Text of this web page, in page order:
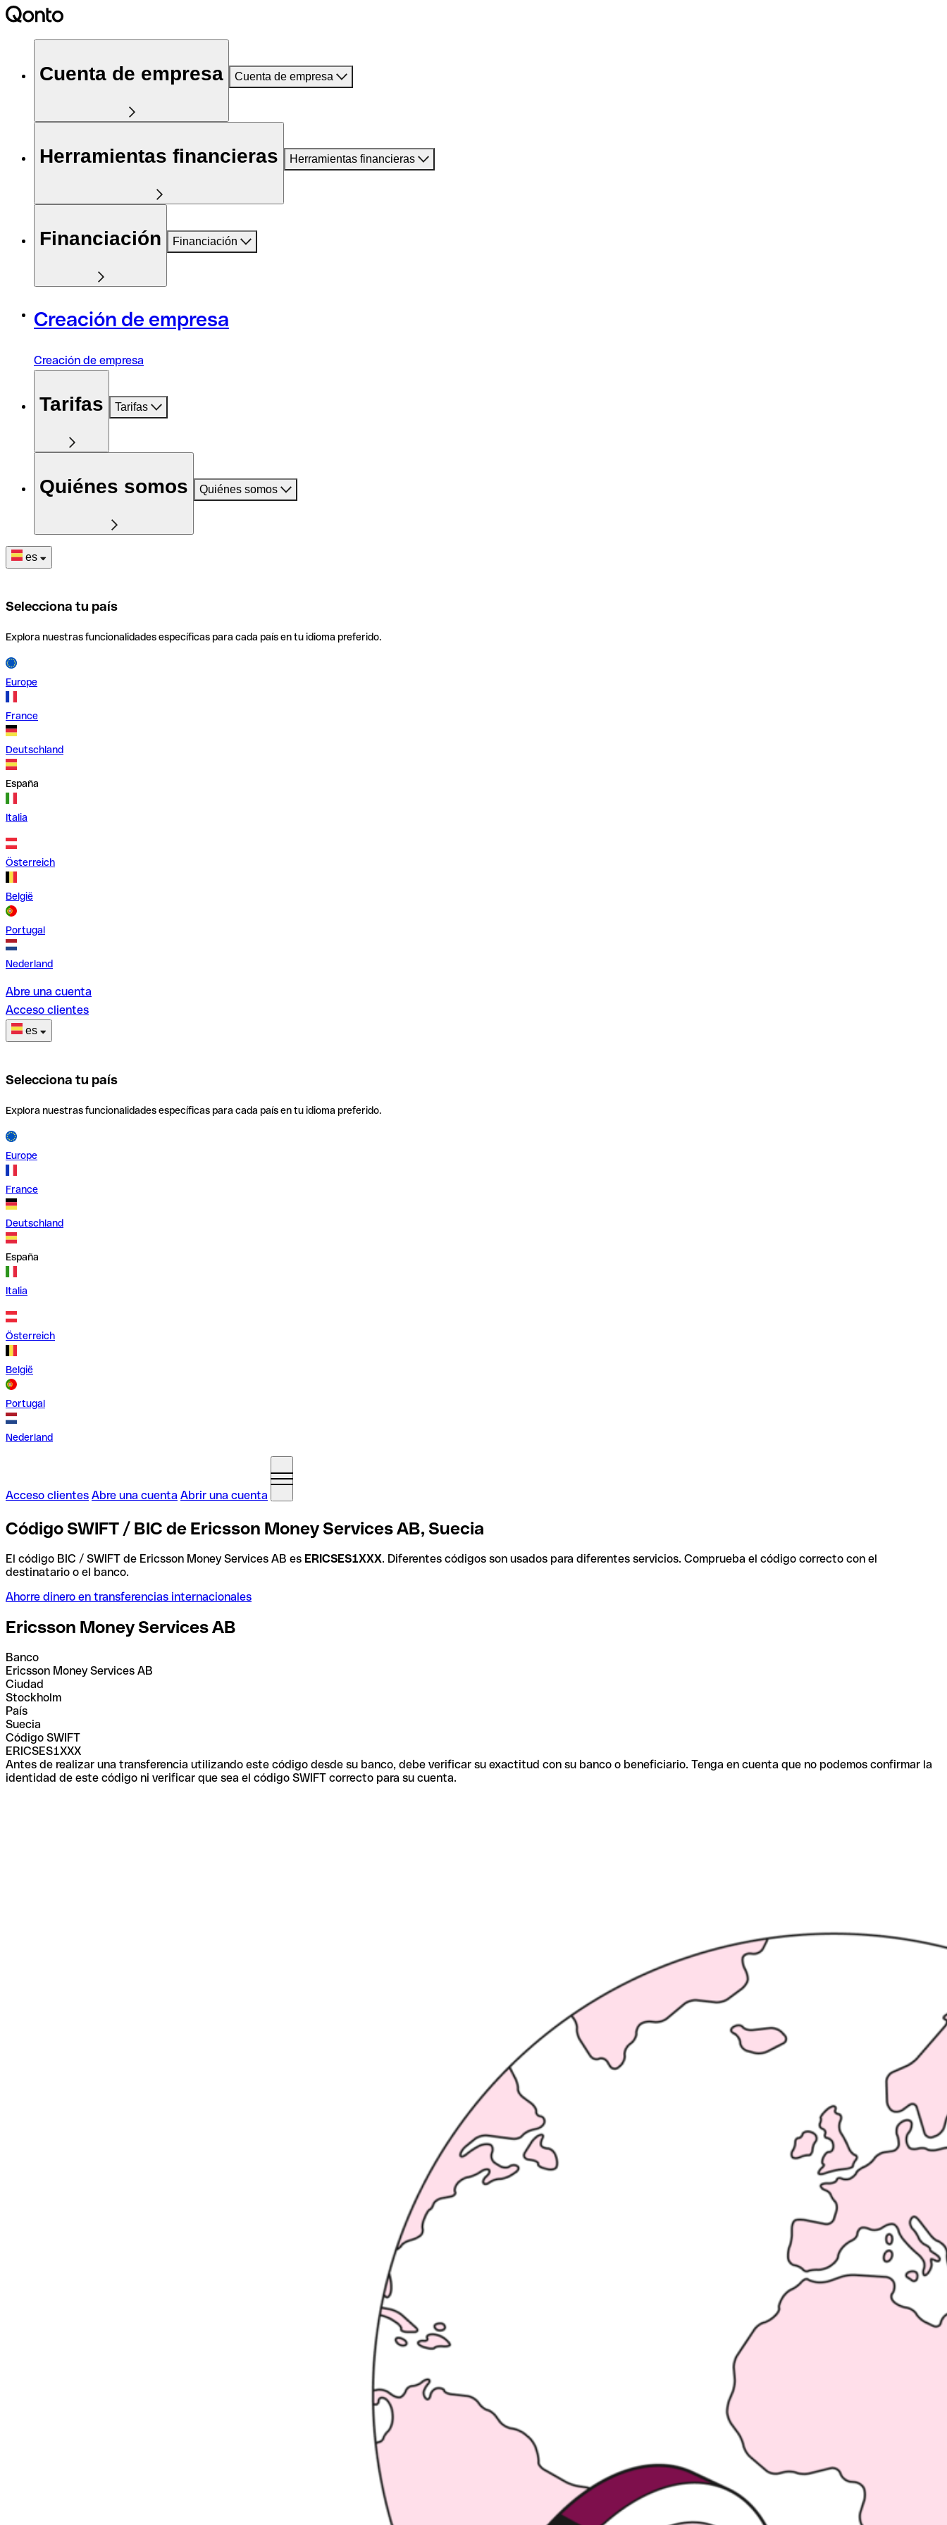
Cuenta de empresa Cuenta de empresa
Herramientas financieras Herramientas financieras
Financiación Financiación
Creación de empresa
Creación de empresa
Tarifas Tarifas
Quiénes somos Quiénes somos
es
Selecciona tu país
Explora nuestras funcionalidades específicas para cada país en tu idioma preferido.
Europe
France
Deutschland
España
Italia
Österreich
België
Portugal
Nederland
Abre una cuenta
Acceso clientes
es
Selecciona tu país
Explora nuestras funcionalidades específicas para cada país en tu idioma preferido.
Europe
France
Deutschland
España
Italia
Österreich
België
Portugal
Nederland
Acceso clientes Abre una cuenta Abrir una cuenta
Código SWIFT / BIC de Ericsson Money Services AB, Suecia
El código BIC / SWIFT de Ericsson Money Services AB es ERICSES1XXX. Diferentes códigos son usados para diferentes servicios. Comprueba el código correcto con el
destinatario o el banco.
Ahorre dinero en transferencias internacionales
Ericsson Money Services AB
Banco
Ericsson Money Services AB
Ciudad
Stockholm
País
Suecia
Código SWIFT
ERICSES1XXX
Antes de realizar una transferencia utilizando este código desde su banco, debe verificar su exactitud con su banco o beneficiario. Tenga en cuenta que no podemos confirmar la
identidad de este código ni verificar que sea el código SWIFT correcto para su cuenta.